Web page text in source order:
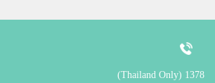
1378 (Thailand Only)